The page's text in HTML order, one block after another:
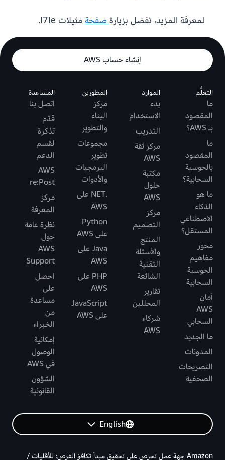
لمعرفة المزيد، تفضل بزيارةصفحةمثيلات I7ie.
إنشاء حساب AWS
التعلُّم
ما
المقصود
بـ AWS؟
ما
المقصود
بالحوسبة
السحابية؟
ما هو
الذكاء
الاصطناعي
المستقل؟
محور
مفاهيم
الحوسبة
السحابية
أمان
AWS
السحابي
ما الجديد
المدونات
التصريحات
الصحفية
الموارد
بدء
الاستخدام
التدريب
مركز ثقة
AWS
مكتبة
حلول
AWS
مركز
التصميم
المنتج
والأسئلة
التقنية
الشائعة
تقارير
المحللين
شركاء
AWS
المطورين
مركز
البناء
والتطوير
مجموعات
تطوير
البرمجيات
والأدوات
.NET على
AWS
Python
على AWS
Java على
AWS
PHP على
AWS
JavaScript
على AWS
المساعدة
اتصل بنا
قدّم
تذكرة
لقسم
الدعم
AWS
re:Post
مركز
المعرفة
نظرة عامة
حول
AWS
Support
احصل
على
مساعدة
من
الخبراء
إمكانية
الوصول
في AWS
الشؤون
القانونية
English
Amazon جهة عمل تحرص على تحقيق مبدأ تكافؤ الفرص: للأقليات /